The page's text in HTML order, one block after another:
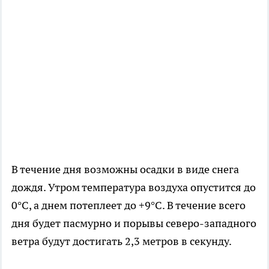
В течение дня возможны осадки в виде снега
дождя. Утром температура воздуха опустится до
0°С, а днем потеплеет до +9°С. В течение всего
дня будет пасмурно и порывы северо-западного
ветра будут достигать 2,3 метров в секунду.